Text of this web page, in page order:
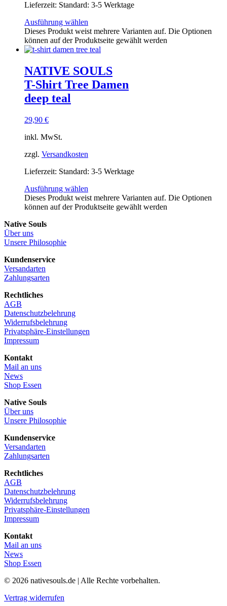
Lieferzeit: Standard: 3-5 Werktage
Ausführung wählen
Dieses Produkt weist mehrere Varianten auf. Die Optionen
können auf der Produktseite gewählt werden
NATIVE SOULS
T-Shirt Tree Damen
deep teal
29,90 €
inkl. MwSt.
zzgl. Versandkosten
Lieferzeit: Standard: 3-5 Werktage
Ausführung wählen
Dieses Produkt weist mehrere Varianten auf. Die Optionen
können auf der Produktseite gewählt werden
Native Souls
Über uns
Unsere Philosophie
Kundenservice
Versandarten
Zahlungsarten
Rechtliches
AGB
Datenschutzbelehrung
Widerrufsbelehrung
Privatsphäre-Einstellungen
Impressum
Kontakt
Mail an uns
News
Shop Essen
Native Souls
Über uns
Unsere Philosophie
Kundenservice
Versandarten
Zahlungsarten
Rechtliches
AGB
Datenschutzbelehrung
Widerrufsbelehrung
Privatsphäre-Einstellungen
Impressum
Kontakt
Mail an uns
News
Shop Essen
© 2026 nativesouls.de | Alle Rechte vorbehalten.
Vertrag widerrufen